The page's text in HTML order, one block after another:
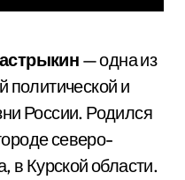
— одна из
политической и
России. Родился
северо-
в Курской области.